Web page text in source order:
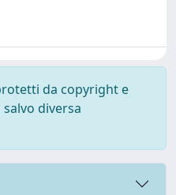
da copyright e
diversa